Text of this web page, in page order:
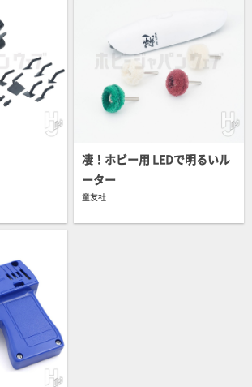
凄！ホビー用 LEDで明るいル
ーター
童友社